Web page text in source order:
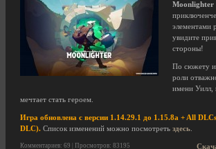
Moonlighter
элементами
увидите
стороны!
По сюжету
роли
имени Уилл,
мечтает стать героем.
Игра обновлена с версии 1.14.29.1 до 1.15.8a + All
DLC). Список изменений можно посмотреть здесь
Комментариев: 69 | Просмотров: 83195